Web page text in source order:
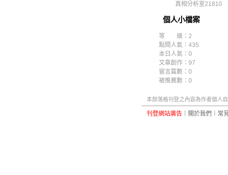
真相分析室21810
個人小檔案
等 級：2
點閱人氣：435
本日人氣：0
文章創作：97
留言篇數：0
被推薦數： 0
本部落格刊登之內容為作者個人
刊登網站廣告 關於我們 常